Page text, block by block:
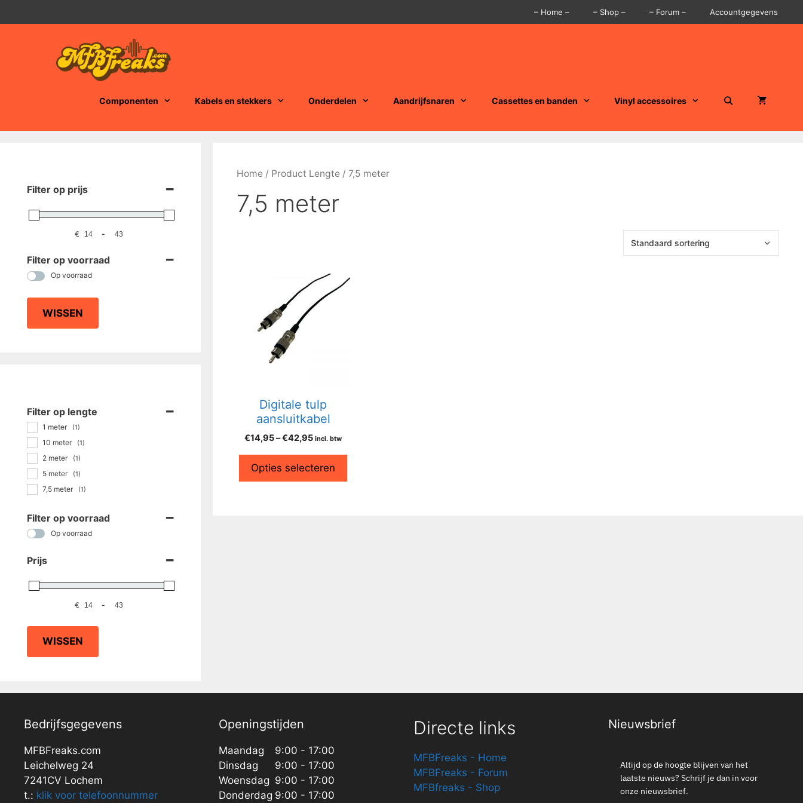
naar
– Home – – Shop – – Forum – Accountgegevens
Componenten Kabels en stekkers Onderdelen Aandrijfsnaren Cassettes en banden Vinyl accessoires
Home / Product Lengte / 7,5 meter
7,5 meter
Digitale tulp
aansluitkabel
€14,95–€42,95 incl. btw
Opties selecteren
Filter op prijs
€ -
Filter op voorraad
Op voorraad
WISSEN
Filter op lengte
1 meter (1)
10 meter (1)
2 meter (1)
5 meter (1)
7,5 meter (1)
Filter op voorraad
Op voorraad
Prijs
€ -
WISSEN
Bedrijfsgegevens
MFBFreaks.com
Leichelweg 24
7241CV Lochem
t.: klik voor telefoonnummer
Openingstijden
Maandag
Dinsdag
Woensdag
Donderdag
9:00 - 17:00
9:00 - 17:00
9:00 - 17:00
9:00 - 17:00
Directe links
MFBFreaks - Home
MFBFreaks - Forum
MFBfreaks - Shop
Nieuwsbrief
Altijd op de hoogte blijven van het
laatste nieuws? Schrijf je dan in voor
onze nieuwsbrief.